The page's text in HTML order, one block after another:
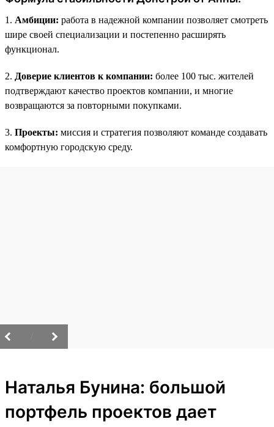
1. Амбиции: работа в надежной компании позволяет смотреть
шире своей специализации и постепенно расширять
функционал.
2. Доверие клиентов к компании: более 100 тыс. жителей
подтверждают качество проектов компании, и многие
возвращаются за повторными покупками.
3. Проекты: миссия и стратегия позволяют команде создавать
комфортную городскую среду.
Наталья Бунина: большой
портфель проектов дает